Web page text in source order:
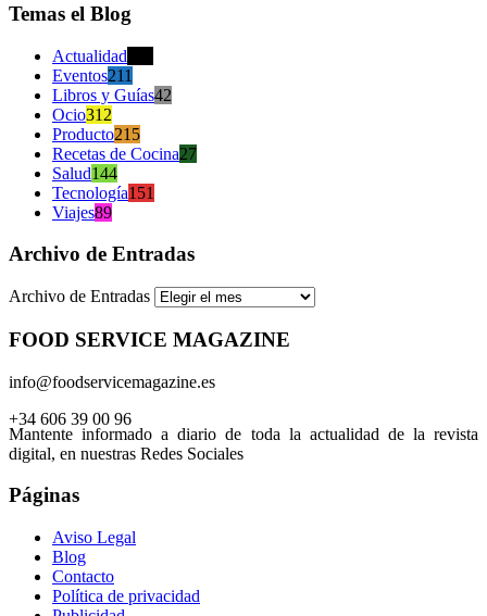
Temas el Blog
Actualidad
Eventos211
Libros y Guías42
Ocio312
Producto215
Recetas de Cocina27
Salud144
Tecnología151
Viajes89
Archivo de Entradas
Archivo de Entradas
FOOD SERVICE MAGAZINE
info@foodservicemagazine.es
+34 606 39 00 96
Mantente informado a diario de toda la actualidad de la revista
digital, en nuestras Redes Sociales
Páginas
Aviso Legal
Blog
Contacto
Política de privacidad